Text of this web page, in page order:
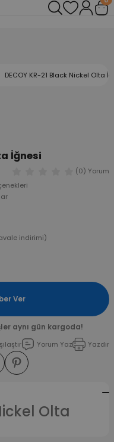
DECOY KR-21 Black Nickel Olta
İğnesi
(0) Yorum
indirimi)
Ver
aynı gün kargoda!
Yorum Yaz Yazdır
Olta